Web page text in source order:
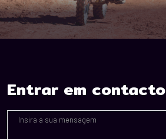
Entrar em contacto